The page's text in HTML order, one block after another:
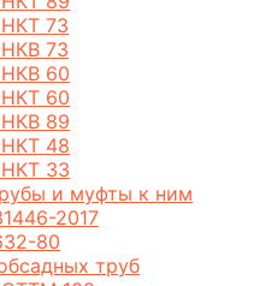
73
73
60
60
89
48
33
и муфты к ним
2017
80
труб